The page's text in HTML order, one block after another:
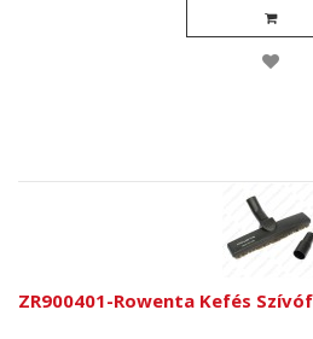
ZR900401-Rowenta Kefés